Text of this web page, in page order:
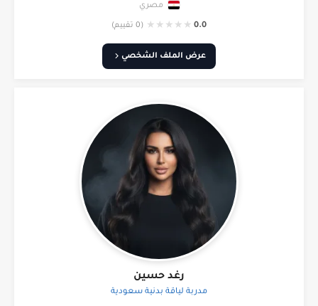
مصري
0.0
★
★
★
★
★ (0 تقييم)
عرض الملف الشخصي
رغد حسين
مدربة لياقة بدنية سعودية